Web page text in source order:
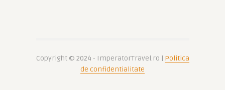
Copyright © 2024 - ImperatorTravel.ro | Politica
de confidentialitate